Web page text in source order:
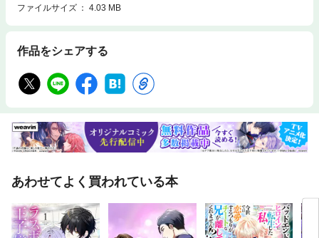
も、慢性化した心配も、本書を読めば解決！ 平常心を取り戻し、穏やか
るChapter3 「大脳皮質」を理解するChapter4 不安の発生源を突き止
める＜Part2＞扁桃体で生まれる不安をコントロールするChapter5 スト
レス反応とパニック発作Chapter6 実践！リラクゼーション法Chapter7
「引き金」について知るChapter8 扁桃体の再学習Chapter9 運動と
睡眠のヒント＜Part3＞大脳皮質で生まれる不安をコントロールするChapt
方法＜Bonus Chapter＞医薬品と不安な脳
ファイルサイズ
4.03 MB
作品をシェアする
あわせてよく買われている本